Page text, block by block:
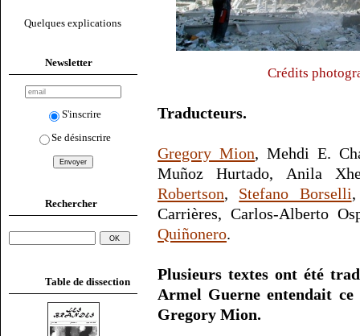
Quelques explications
Newsletter
S'inscrire
Se désinscrire
Rechercher
Table de dissection
Crédits
Traducteurs.
Gregory Mion, Mehdi E.
Muñoz Hurtado, Anila
Robertson, Stefano Borselli
Carrières, Carlos-Alberto
Quiñonero.
Plusieurs textes ont été
Armel Guerne entendait
Gregory Mion.